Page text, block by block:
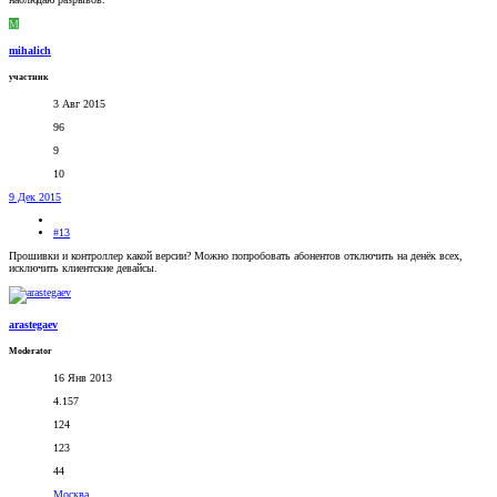
M
mihalich
участник
3 Авг 2015
96
9
10
9 Дек 2015
#13
Прошивки и контроллер какой версии? Можно попробовать абонентов отключить на денёк всех,
исключить клиентские девайсы.
arastegaev
Moderator
16 Янв 2013
4.157
124
123
44
Москва